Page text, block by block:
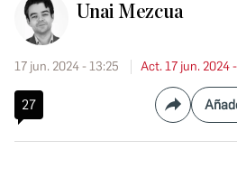
Unai Mezcua
17 jun. 2024 - 13:25 Act. 17 jun. 2024
27 Compartir